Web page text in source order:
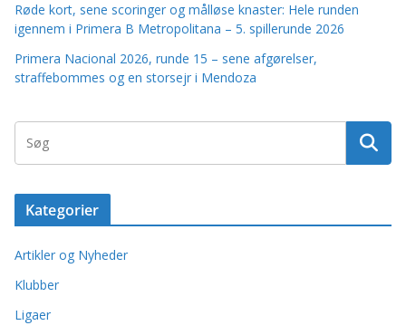
Røde kort, sene scoringer og målløse knaster: Hele runden
igennem i Primera B Metropolitana – 5. spillerunde 2026
Primera Nacional 2026, runde 15 – sene afgørelser,
straffebommes og en storsejr i Mendoza
Kategorier
Artikler og Nyheder
Klubber
Ligaer